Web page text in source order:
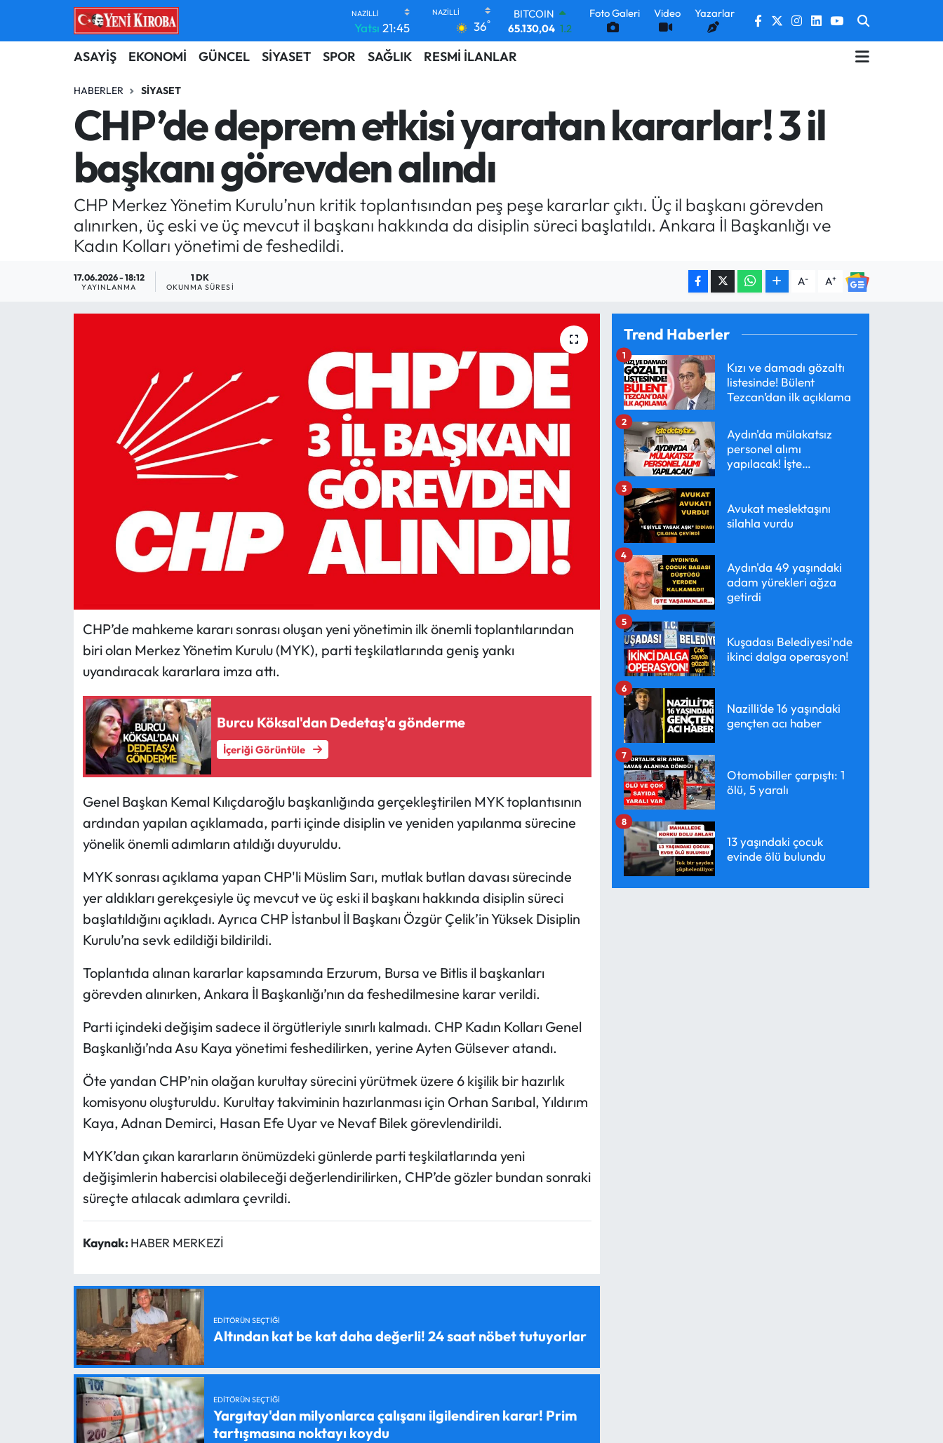
Yatsı 21:45 36°
BITCOIN
65.130,04 1.2
DOLAR
47,7106
64,4046 0.35
GRAM ALTIN
Foto Galeri Video Yazarlar
ASAYİŞ EKONOMİ GÜNCEL SİYASET SPOR SAĞLIK RESMİ İLANLAR
HABERLER SIYASET
CHP’de deprem etkisi yaratan kararlar! 3 il
başkanı görevden alındı
CHP Merkez Yönetim Kurulu’nun kritik toplantısından peş peşe kararlar çıktı. Üç il başkanı görevden
alınırken, üç eski ve üç mevcut il başkanı hakkında da disiplin süreci başlatıldı. Ankara İl Başkanlığı ve
Kadın Kolları yönetimi de feshedildi.
17.06.2026 - 18:12
YAYINLANMA
1 DK
OKUNMA SÜRESI A- A+
CHP’de mahkeme kararı sonrası oluşan yeni yönetimin ilk önemli toplantılarından
biri olan Merkez Yönetim Kurulu (MYK), parti teşkilatlarında geniş yankı
uyandıracak kararlara imza attı.
Burcu Köksal'dan Dedetaş'a gönderme
İçeriği Görüntüle
Genel Başkan Kemal Kılıçdaroğlu başkanlığında gerçekleştirilen MYK toplantısının
ardından yapılan açıklamada, parti içinde disiplin ve yeniden yapılanma sürecine
yönelik önemli adımların atıldığı duyuruldu.
MYK sonrası açıklama yapan CHP'li Müslim Sarı, mutlak butlan davası sürecinde
yer aldıkları gerekçesiyle üç mevcut ve üç eski il başkanı hakkında disiplin süreci
başlatıldığını açıkladı. Ayrıca CHP İstanbul İl Başkanı Özgür Çelik’in Yüksek Disiplin
Kurulu’na sevk edildiği bildirildi.
Toplantıda alınan kararlar kapsamında Erzurum, Bursa ve Bitlis il başkanları
görevden alınırken, Ankara İl Başkanlığı’nın da feshedilmesine karar verildi.
Parti içindeki değişim sadece il örgütleriyle sınırlı kalmadı. CHP Kadın Kolları Genel
Başkanlığı’nda Asu Kaya yönetimi feshedilirken, yerine Ayten Gülsever atandı.
Öte yandan CHP’nin olağan kurultay sürecini yürütmek üzere 6 kişilik bir hazırlık
komisyonu oluşturuldu. Kurultay takviminin hazırlanması için Orhan Sarıbal, Yıldırım
Kaya, Adnan Demirci, Hasan Efe Uyar ve Nevaf Bilek görevlendirildi.
MYK’dan çıkan kararların önümüzdeki günlerde parti teşkilatlarında yeni
değişimlerin habercisi olabileceği değerlendirilirken, CHP’de gözler bundan sonraki
süreçte atılacak adımlara çevrildi.
Kaynak: HABER MERKEZİ
EDITÖRÜN SEÇTIĞI
Altından kat be kat daha değerli! 24 saat nöbet tutuyorlar
EDITÖRÜN SEÇTIĞI
Yargıtay'dan milyonlarca çalışanı ilgilendiren karar! Prim
tartışmasına noktayı koydu
Trend Haberler
Kızı ve damadı gözaltı
listesinde! Bülent
Tezcan’dan ilk açıklama
1
Aydın'da mülakatsız
personel alımı
yapılacak! İşte
2
Avukat meslektaşını
silahla vurdu
3
Aydın'da 49 yaşındaki
adam yürekleri ağza
getirdi
4
Kuşadası Belediyesi'nde
ikinci dalga operasyon!
5
Nazilli’de 16 yaşındaki
gençten acı haber
6
Otomobiller çarpıştı: 1
ölü, 5 yaralı
7
13 yaşındaki çocuk
evinde ölü bulundu
8
ASAYİŞ
BİLİM-TEKNOLOJİ
ÇEVRE
EĞİTİM
EKONOMİ
HABER İLAN
Aydın Nöbetçi Eczaneler
Aydın Hava Durumu
Aydin Namaz Vakitleri
Aydın Trafik Yoğunluk Haritası
Süper Lig Puan Durumu ve Fikstür
Tüm Manşetler